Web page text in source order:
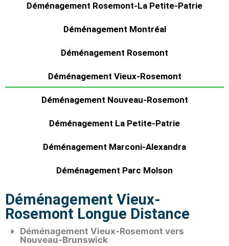
Déménagement Rosemont-La Petite-Patrie
Déménagement Montréal
Déménagement Rosemont
Déménagement Vieux-Rosemont
Déménagement Nouveau-Rosemont
Déménagement La Petite-Patrie
Déménagement Marconi-Alexandra
Déménagement Parc Molson
Déménagement Vieux-
Rosemont Longue Distance
Déménagement Vieux-Rosemont vers
Nouveau-Brunswick